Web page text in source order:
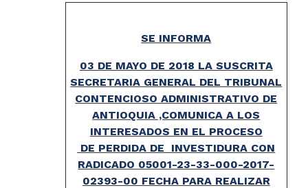
SE INFORMA
03 DE MAYO DE 2018 LA SUSCRITA
SECRETARIA GENERAL DEL TRIBUNAL
CONTENCIOSO ADMINISTRATIVO DE
ANTIOQUIA ,COMUNICA A LOS
INTERESADOS EN EL PROCESO
DE PERDIDA DE INVESTIDURA CON
RADICADO 05001-23-33-000-2017-
02393-00 FECHA PARA REALIZAR